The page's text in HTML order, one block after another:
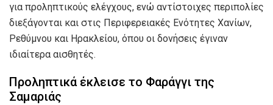
για προληπτικούς ελέγχους, ενώ αντίστοιχες περιπολίες
διεξάγονται και στις Περιφερειακές Ενότητες Χανίων,
Ρεθύμνου και Ηρακλείου, όπου οι δονήσεις έγιναν
ιδιαίτερα αισθητές.
Προληπτικά έκλεισε το Φαράγγι της
Σαμαριάς